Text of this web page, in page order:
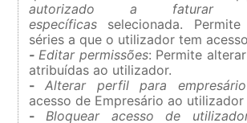
autorizado a faturar
específicas selecionada.
séries a que o utilizador tem acesso
- Editar permissões: Permite
atribuídas ao utilizador.
- Alterar perfil para empresário
acesso de Empresário ao utilizador
- Bloquear acesso de